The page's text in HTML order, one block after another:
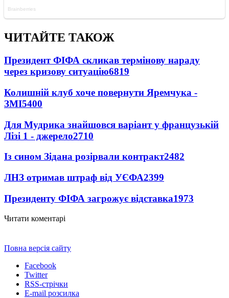
ЧИТАЙТЕ ТАКОЖ
Президент ФІФА скликав термінову нараду
через кризову ситуацію6819
Колишній клуб хоче повернути Яремчука -
ЗМІ5400
Для Мудрика знайшовся варіант у французькій
Лізі 1 - джерело2710
Із сином Зідана розірвали контракт2482
ЛНЗ отримав штраф від УЄФА2399
Президенту ФІФА загрожує відставка1973
Читати коментарі
Повна версія сайту
Facebook
Twitter
RSS-стрічки
E-mail розсилка